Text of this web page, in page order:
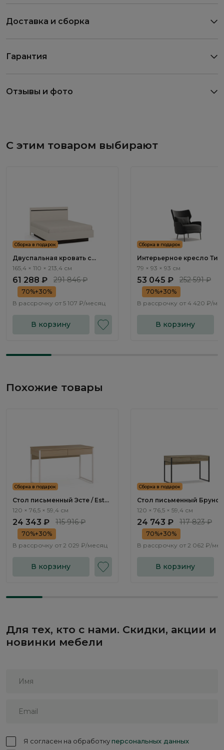
Доставка и сборка
Гарантия
Отзывы и фото
С этим товаром выбирают
Сборка в подарок
Двуспальная кровать с
подъемным механизмом
Арта / Arta AR1201.1
165,4 × 110 × 213,4 см
61 288 ₽ 291 846 ₽
70%+30%
В рассрочку от 5 107 ₽/месяц
В корзину
Сборка в подарок
Интерьерное кресло
/ Tyrol ММ102.3
79 × 93 × 93 см
53 045 ₽ 252 591 ₽
70%+30%
В рассрочку от 4 420 ₽/
В корзину
Похожие товары
Сборка в подарок
Стол письменный Эсте / Este
ST036.0
120 × 76,5 × 59,4 см
24 343 ₽ 115 916 ₽
70%+30%
В рассрочку от 2 029 ₽/месяц
В корзину
Сборка в подарок
Стол письменный Бруно /
Bruno BC1036.1
120 × 76,5 × 59,4 см
24 743 ₽ 117 823 ₽
70%+30%
В рассрочку от 2 062 ₽/
В корзину
Для тех, кто с нами. Скидки, акции и
новинки мебели
Я согласен на обработкуперсональных данных